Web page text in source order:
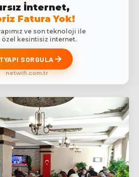
İnternet,
Fatura Yok!
ve son teknoloji ile
özel kesintisiz internet.
SORGULA
netwifi.com.tr